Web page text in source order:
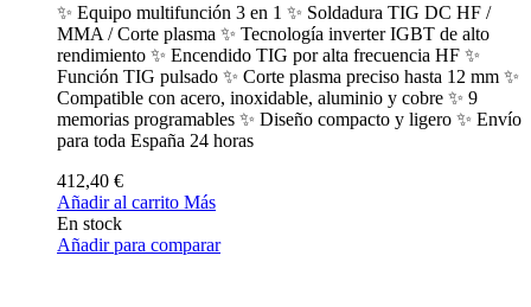
✨ Equipo multifunción 3 en 1 ✨ Soldadura TIG DC HF /
MMA / Corte plasma ✨ Tecnología inverter IGBT de alto
rendimiento ✨ Encendido TIG por alta frecuencia HF ✨
Función TIG pulsado ✨ Corte plasma preciso hasta 12 mm ✨
Compatible con acero, inoxidable, aluminio y cobre ✨ 9
memorias programables ✨ Diseño compacto y ligero ✨ Envío
para toda España 24 horas
412,40 €
Añadir al carrito Más
En stock
Añadir para comparar